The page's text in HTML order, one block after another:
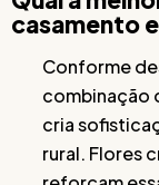
casamento
Conforme
combinação
cria
rural. Flores